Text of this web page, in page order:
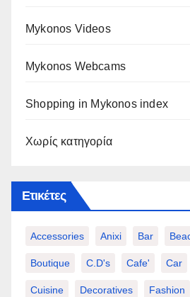
Mykonos Videos
Mykonos Webcams
Shopping in Mykonos index
Χωρίς κατηγορία
Ετικέτες
Accessories Anixi Bar
Boutique C.d's Cafe' Car
Cuisine Decoratives Fashion